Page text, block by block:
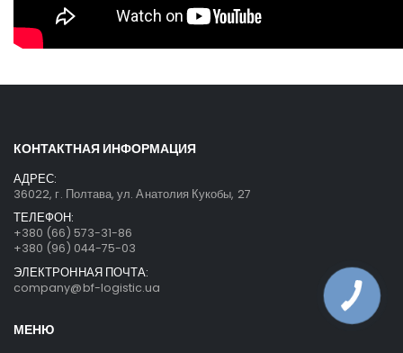
КОНТАКТНАЯ ИНФОРМАЦИЯ
АДРЕС:
36022, г. Полтава, ул. Анатолия Кукобы, 27
ТЕЛЕФОН:
+380 (66) 573-31-86
+380 (96) 044-75-03
ЭЛЕКТРОННАЯ ПОЧТА:
company@bf-logistic.ua
МЕНЮ